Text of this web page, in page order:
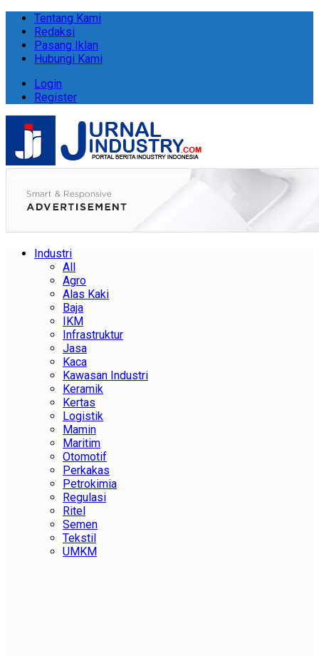
Tentang Kami
Redaksi
Pasang Iklan
Hubungi Kami
Login
Register
Industri
All
Agro
Alas Kaki
Baja
IKM
Infrastruktur
Jasa
Kaca
Kawasan Industri
Keramik
Kertas
Logistik
Mamin
Maritim
Otomotif
Perkakas
Petrokimia
Regulasi
Ritel
Semen
Tekstil
UMKM